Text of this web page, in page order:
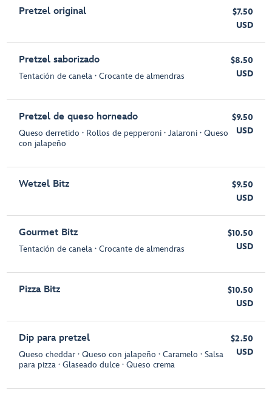
Pretzel original
$7.50
USD
Pretzel saborizado
Tentación de canela ∙ Crocante de almendras
$8.50
USD
Pretzel de queso horneado
Queso derretido ∙ Rollos de pepperoni ∙ Jalaroni ∙ Queso
con jalapeño
$9.50
USD
Wetzel Bitz
$9.50
USD
Gourmet Bitz
Tentación de canela ∙ Crocante de almendras
$10.50
USD
Pizza Bitz
$10.50
USD
Dip para pretzel
Queso cheddar ∙ Queso con jalapeño ∙ Caramelo ∙ Salsa
para pizza ∙ Glaseado dulce ∙ Queso crema
$2.50
USD